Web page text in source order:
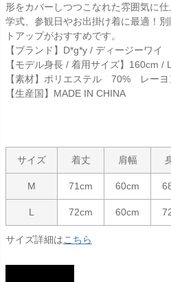
形をカバーしつつこなれた雰囲気に
学式、参観日やお出掛け着に最適！
トアップがおすすめです。
【ブランド】D*g*y / ディージーワイ
【モデル身長 / 着用サイズ】160cm /
【素材】ポリエステル 70% レー
【生産国】MADE IN CHINA
サイズ 着丈 肩幅
M 71cm 60cm
L 72cm 60cm
サイズ詳細はこちら